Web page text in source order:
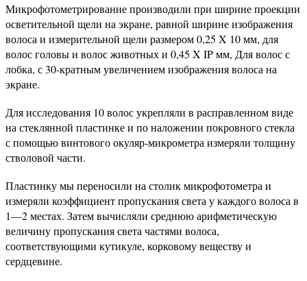
Микрофотометрирование производили при ширине проекции
осветительной щели на экране, равной ширине изображения
волоса и измерительной щели размером 0,25 X 10 мм, для
волос головы и волос животных и 0,45 X IP мм, Для волос с
лобка, с 30-кратным увеличением изображения волоса на
экране.
Для исследования 10 волос укрепляли в расправленном виде
на стеклянной пластинке и по наложении покровного стекла
с помощью винтового окуляр-микрометра измеряли толщину
стволовой части.
Пластинку мы переносили на столик микрофотометра и
измеряли коэффициент пропускания света у каждого волоса в
1—2 местах. Затем вычисляли среднюю арифметическую
величину пропускания света частями волоса,
соответствующими кутикуле, корковому веществу и
сердцевине.